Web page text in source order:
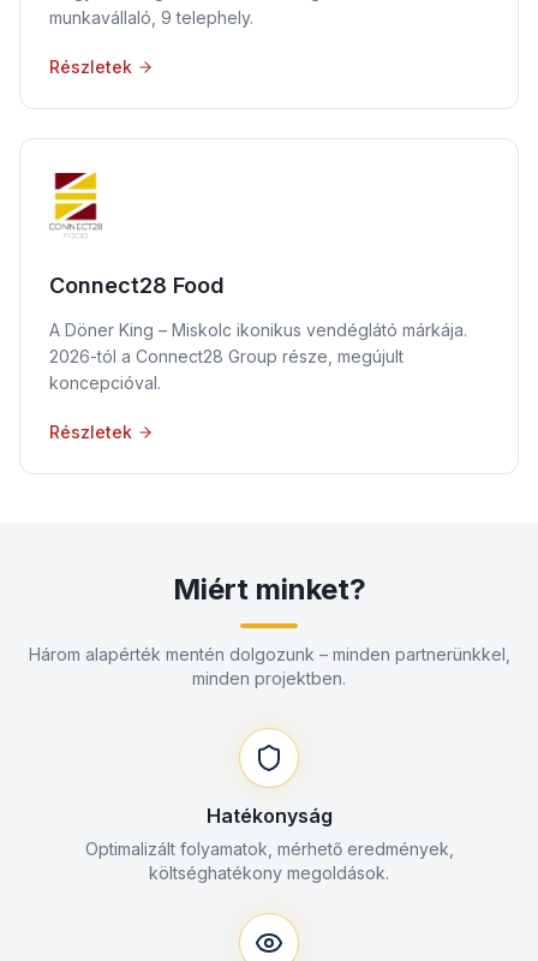
munkavállaló, 9 telephely.
Részletek
Connect28 Food
A Döner King – Miskolc ikonikus vendéglátó márkája.
2026-tól a Connect28 Group része, megújult
koncepcióval.
Részletek
Miért minket?
Három alapérték mentén dolgozunk – minden partnerünkkel,
minden projektben.
Hatékonyság
Optimalizált folyamatok, mérhető eredmények,
költséghatékony megoldások.